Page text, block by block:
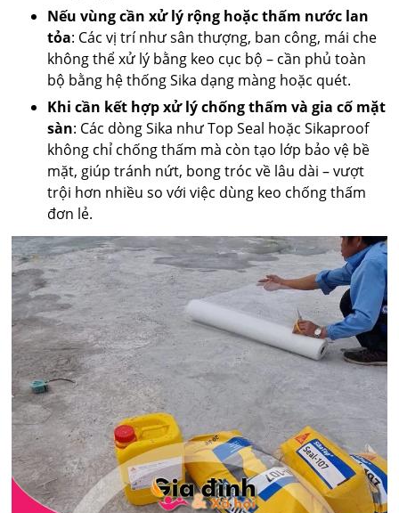
Nếu vùng cần xử lý rộng hoặc thấm nước lan
tỏa: Các vị trí như sân thượng, ban công, mái che
không thể xử lý bằng keo cục bộ – cần phủ toàn
bộ bằng hệ thống Sika dạng màng hoặc quét.
Khi cần kết hợp xử lý chống thấm và gia cố mặt
sàn: Các dòng Sika như Top Seal hoặc Sikaproof
không chỉ chống thấm mà còn tạo lớp bảo vệ bề
mặt, giúp tránh nứt, bong tróc về lâu dài – vượt
trội hơn nhiều so với việc dùng keo chống thấm
đơn lẻ.